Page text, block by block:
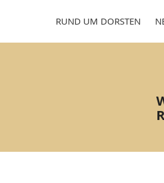
RUND UM DORSTEN